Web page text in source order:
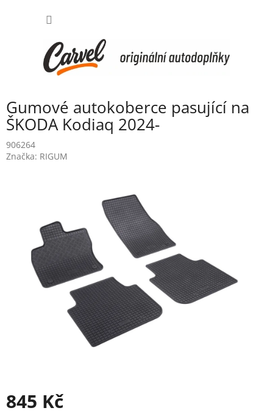
Gumové autokoberce pasující na
ŠKODA Kodiaq 2024-
906264
Značka: RIGUM
845 Kč